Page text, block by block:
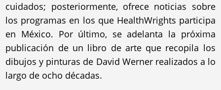
cuidados; posteriormente, ofrece noticias sobre
los programas en los que HealthWrights participa
en México. Por último, se adelanta la próxima
publicación de un libro de arte que recopila los
dibujos y pinturas de David Werner realizados a lo
largo de ocho décadas.